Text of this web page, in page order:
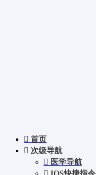
首页
次级导航
医学导航
IOS快捷指令